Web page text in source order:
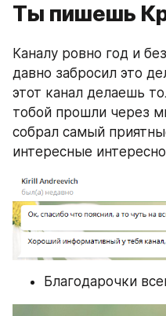
Ты пишешь
Каналу ровно год и
давно забросил это
этот канал делаешь
тобой прошли через
собрал самый
интересные
Благодарочки